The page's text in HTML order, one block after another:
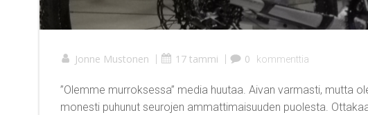
Jonne Mustonen | 17 tammi | 0 kommenttia
”Olemme murroksessa” media huutaa. Aivan varmasti, mutta
monesti puhunut seurojen ammattimaisuuden puolesta.